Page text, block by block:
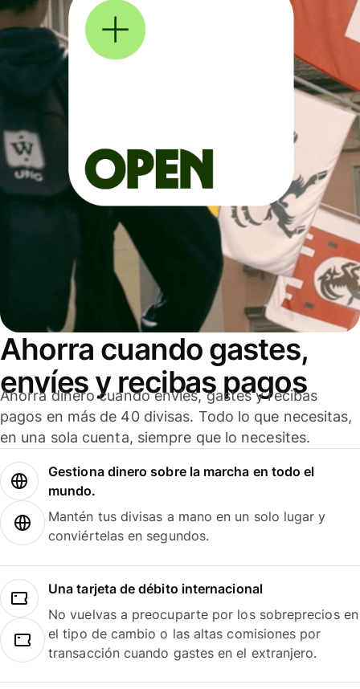
Ahorra cuando gastes,
envíes y recibas pagos
Ahorra dinero cuando envíes, gastes y recibas
pagos en más de 40 divisas. Todo lo que necesitas,
en una sola cuenta, siempre que lo necesites.
Gestiona dinero sobre la marcha en todo el
mundo.
Mantén tus divisas a mano en un solo lugar y
conviértelas en segundos.
Una tarjeta de débito internacional
No vuelvas a preocuparte por los sobreprecios en
el tipo de cambio o las altas comisiones por
transacción cuando gastes en el extranjero.